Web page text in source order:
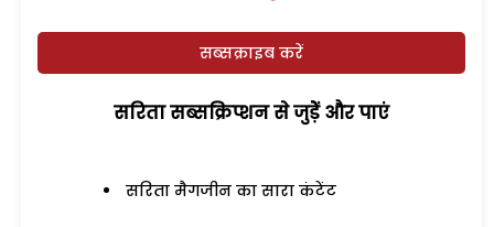
सब्सक्राइब करें
सरिता सब्सक्रिप्शन से जुड़ेें और पाएं
सरिता मैगजीन का सारा कंटेंट